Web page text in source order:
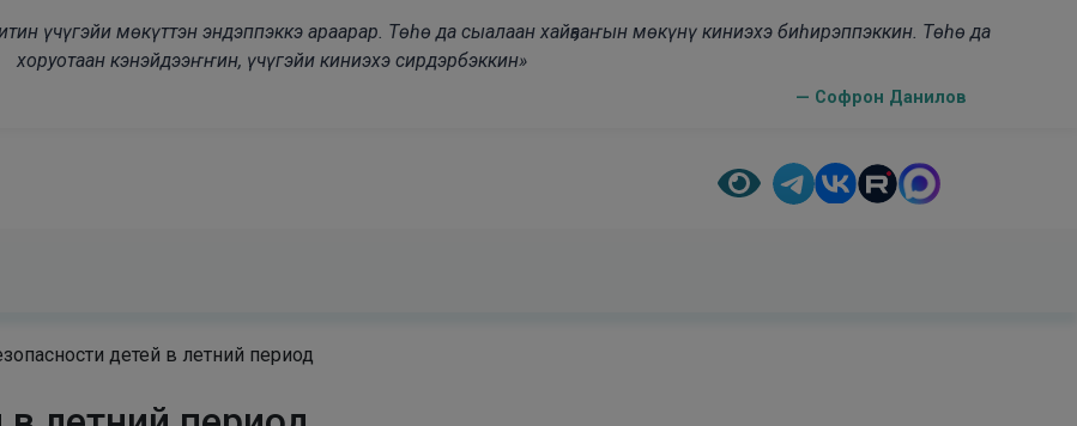
үчүгэйи мөкүттэн эндэппэккэ араарар. Төһө да сыалаан хайҕааҥын мөкүнү киниэхэ биһирэппэккин. Төһө да
хоруотаан кэнэйдээҥҥин, үчүгэйи киниэхэ сирдэрбэккин»
— Софрон Данилов
детей в летний период